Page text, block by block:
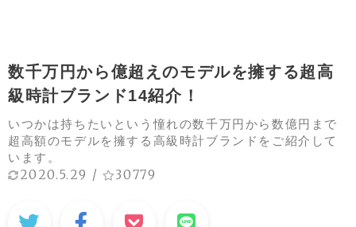
数千万円から億超えのモデルを擁する超高
級時計ブランド14紹介！
いつかは持ちたいという憧れの数千万円から数億円まで
超高額のモデルを擁する高級時計ブランドをご紹介して
います。
2020.5.29 / 30779